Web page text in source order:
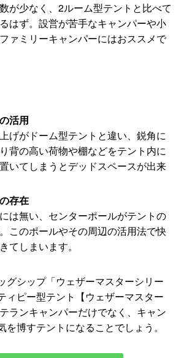
が少なく、2ルーム型テントと比べて
はず。設営が苦手なキャンパーや小
ァミリーキャンパーにはおススメで
活用
げがドーム型テントと違い、鋭角に
背の高い荷物や棚などをテント内に
いてしまうとデッドスペースが出来
存在
は無い、センターポールがテントの
このポールやその周辺の活用法で快
てしまいます。
グシップ「ウェザーマスターシリー
ィピー型テント【ウェザーマスター
ランキャンパーだけでなく、キャン
を博すテントになることでしょう。